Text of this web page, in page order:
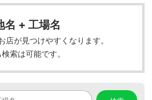
名 + 工場名
店が見つけやすくなります。
索は可能です。